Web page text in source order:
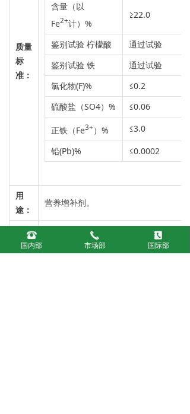
质量
标
准：
含量（以
Fe2+计）%
≥22.0
鉴别试验 柠檬酸
通过试验
鉴别试验 铁
通过试验
氯化物(F)%
≤0.2
硫酸盐（SO4）%
≤0.06
正铁（Fe3+ ）%
≤3.0
铅(Pb)%
≤0.0002
用
途：
营养增补剂。
装：
内衬聚乙烯塑料袋，外用纸塑复合包装
뀰
国内部
끅
市场部
끐
国际部